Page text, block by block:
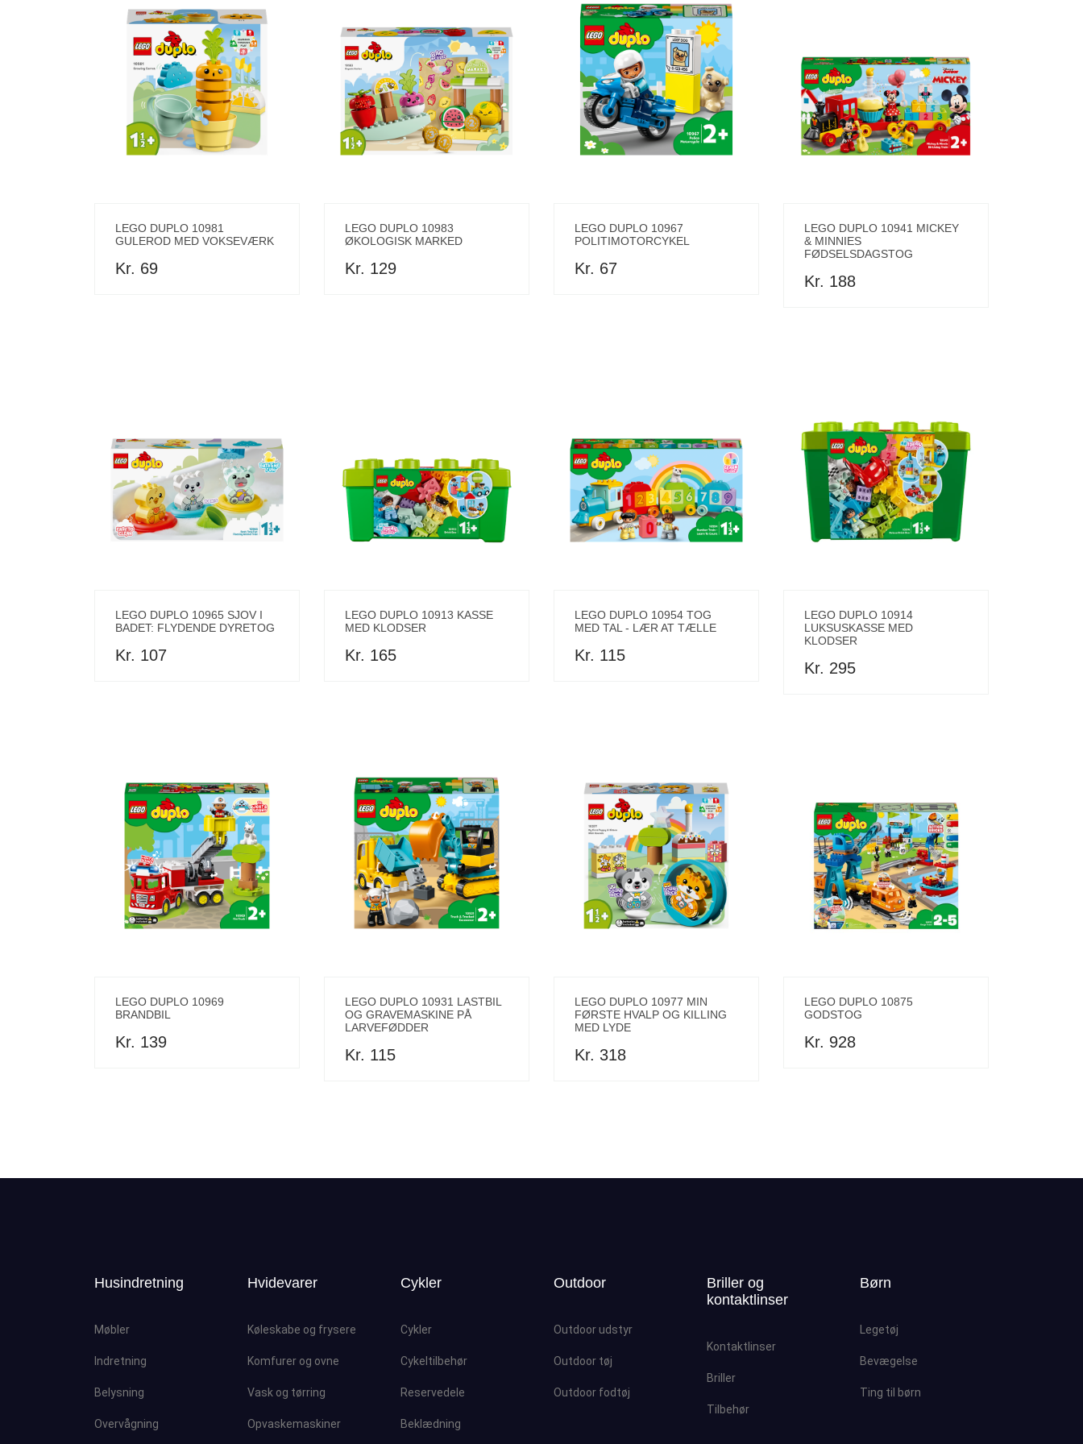
LEGO DUPLO 10981
GULEROD MED VOKSEVÆRK
Kr. 69
LEGO DUPLO 10983
ØKOLOGISK MARKED
Kr. 129
LEGO DUPLO 10967
POLITIMOTORCYKEL
Kr. 67
LEGO DUPLO 10941 MICKEY
& MINNIES
FØDSELSDAGSTOG
Kr. 188
LEGO DUPLO 10965 SJOV I
BADET: FLYDENDE DYRETOG
Kr. 107
LEGO DUPLO 10913 KASSE
MED KLODSER
Kr. 165
LEGO DUPLO 10954 TOG
MED TAL - LÆR AT TÆLLE
Kr. 115
LEGO DUPLO 10914
LUKSUSKASSE MED
KLODSER
Kr. 295
LEGO DUPLO 10969
BRANDBIL
Kr. 139
LEGO DUPLO 10931 LASTBIL
OG GRAVEMASKINE PÅ
LARVEFØDDER
Kr. 115
LEGO DUPLO 10977 MIN
FØRSTE HVALP OG KILLING
MED LYDE
Kr. 318
LEGO DUPLO 10875
GODSTOG
Kr. 928
Husindretning
Møbler
Indretning
Belysning
Overvågning
Hvidevarer
Køleskabe og frysere
Komfurer og ovne
Vask og tørring
Opvaskemaskiner
Cykler
Cykler
Cykeltilbehør
Reservedele
Beklædning
Outdoor
Outdoor udstyr
Outdoor tøj
Outdoor fodtøj
Briller og
kontaktlinser
Kontaktlinser
Briller
Tilbehør
Børn
Legetøj
Bevægelse
Ting til børn